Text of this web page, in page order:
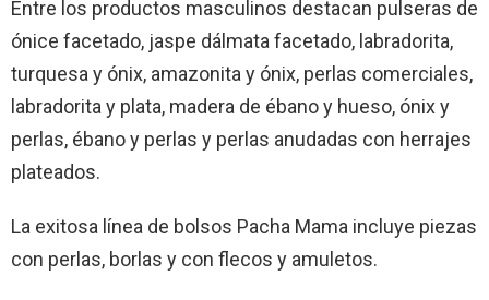
Entre los productos masculinos destacan pulseras de
ónice facetado, jaspe dálmata facetado, labradorita,
turquesa y ónix, amazonita y ónix, perlas comerciales,
labradorita y plata, madera de ébano y hueso, ónix y
perlas, ébano y perlas y perlas anudadas con herrajes
plateados.
La exitosa línea de bolsos Pacha Mama incluye piezas
con perlas, borlas y con flecos y amuletos.